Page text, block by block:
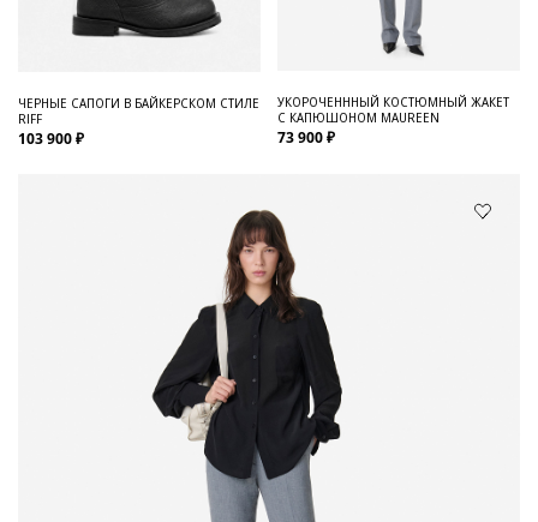
ЧЕРНЫЕ САПОГИ В БАЙКЕРСКОМ СТИЛЕ
RIFF
103 900 ₽
УКОРОЧЕНННЫЙ КОСТЮМНЫЙ ЖАКЕТ
С КАПЮШОНОМ MAUREEN
73 900 ₽